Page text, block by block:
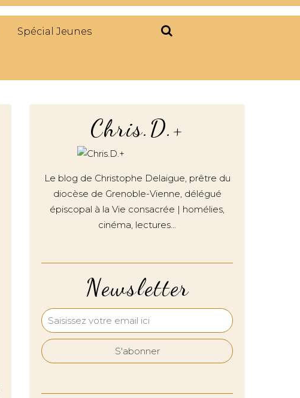
Spécial Jeunes
Newsletter
Chris.D.+
Le blog de Christophe Delaigue, prêtre du
diocèse de Grenoble-Vienne, délégué
épiscopal à la Vie consacrée | homélies,
cinéma, lectures…